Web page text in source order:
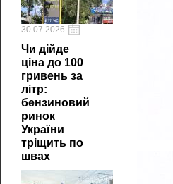
30.07.2026
Чи дійде
ціна до 100
гривень за
літр:
бензиновий
ринок
України
тріщить по
швах